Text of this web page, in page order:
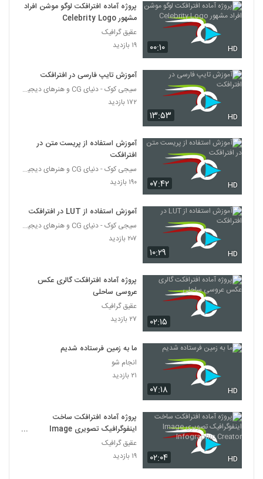
۰۰:۱۰ HD
پروژه آماده افترافکت لوگو موشن افراد
مشهور Celebrity Logo
عقیق گرافیک
۱۹ بازدید
۱۳:۵۳ HD
آموزش تایپ فارسی در افترافکت
سیجی کوک - دنیای CG و هنرهای دیجیتال
۱۷۲ بازدید
۰۷:۴۲ HD
آموزش استفاده از پریست متن در
افترافکت
سیجی کوک - دنیای CG و هنرهای دیجیتال
۱۹۰ بازدید
۱۰:۲۹ HD
آموزش استفاده از LUT در افترافکت
سیجی کوک - دنیای CG و هنرهای دیجیتال
۲۰۷ بازدید
۰۲:۱۵
پروژه آماده افترافکت گالری عکس
عروسی ساحلی
عقیق گرافیک
۲۷ بازدید
۰۷:۱۸ HD
ما به زمین فرستاده شدیم
انجام شو
۲۱ بازدید
۰۲:۰۴ HD
پروژه آماده افترافکت ساخت
اینفوگرافیک تصویری Image
Infographic Creator
عقیق گرافیک
۱۹ بازدید